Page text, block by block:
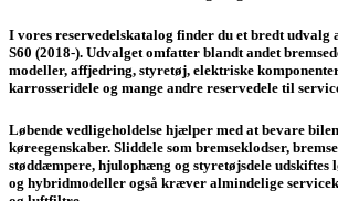
I vores reservedelskatalog finder du et bredt udvalg
S60 (2018-). Udvalget omfatter blandt andet
modeller, affjedring, styretøj, elektriske
karrosseridele og mange andre reservedele til
Løbende vedligeholdelse hjælper med at bevare
køreegenskaber. Sliddele som bremseklodser,
støddæmpere, hjulophæng og styretøjsdele udskiftes
og hybridmodeller også kræver almindelige